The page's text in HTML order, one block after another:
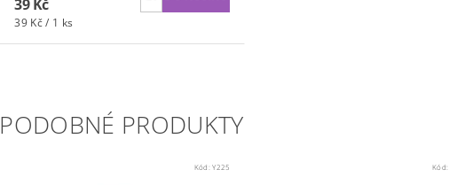
39 Kč
39 Kč / 1 ks
PODOBNÉ PRODUKTY
Kód:Y225 Kód: